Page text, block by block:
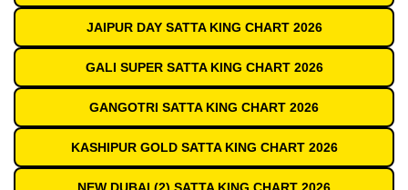
JAIPUR DAY SATTA KING CHART 2026
GALI SUPER SATTA KING CHART 2026
GANGOTRI SATTA KING CHART 2026
KASHIPUR GOLD SATTA KING CHART 2026